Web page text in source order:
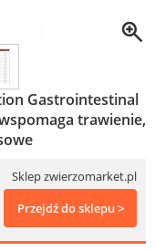
Gastrointestinal
trawienie,
Sklep zwierzomarket.pl
Przejdź do sklepu >